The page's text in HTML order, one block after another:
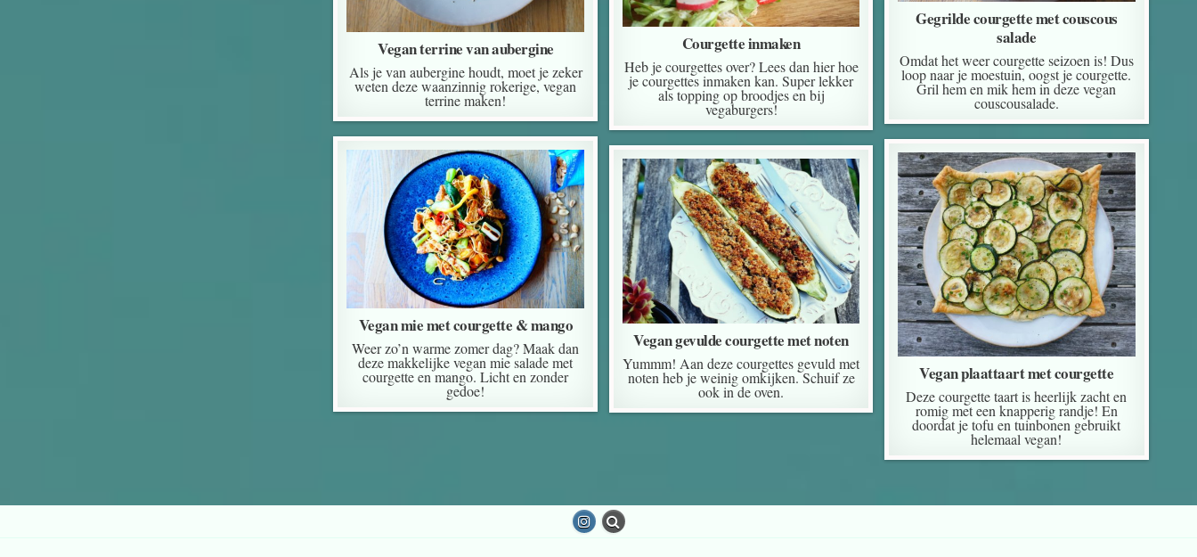
Vegan terrine van aubergine
Als je van aubergine houdt, moet je zeker
weten deze waanzinnig rokerige, vegan
terrine maken!
Gegrilde courgette met couscous
salade
Omdat het weer courgette seizoen is! Dus
loop naar je moestuin, oogst je courgette.
Gril hem en mik hem in deze vegan
couscousalade.
Courgette inmaken
Heb je courgettes over? Lees dan hier hoe
je courgettes inmaken kan. Super lekker
als topping op broodjes en bij
vegaburgers!
Vegan mie met courgette & mango
Weer zo’n warme zomer dag? Maak dan
deze makkelijke vegan mie salade met
courgette en mango. Licht en zonder
gedoe!
Vegan plaattaart met courgette
Deze courgette taart is heerlijk zacht en
romig met een knapperig randje! En
doordat je tofu en tuinbonen gebruikt
helemaal vegan!
Vegan gevulde courgette met noten
Yummm! Aan deze courgettes gevuld met
noten heb je weinig omkijken. Schuif ze
ook in de oven.